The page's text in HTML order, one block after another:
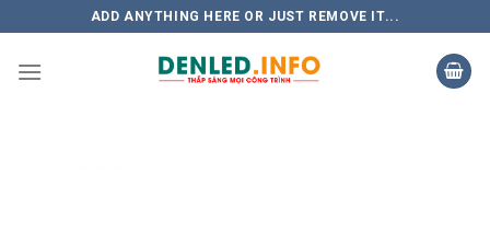
to
content
ADD ANYTHING HERE OR JUST REMOVE IT...